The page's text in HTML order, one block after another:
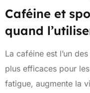
Caféine et
quand
La caféine est l’un
plus efficaces pour
fatigue, augmente la